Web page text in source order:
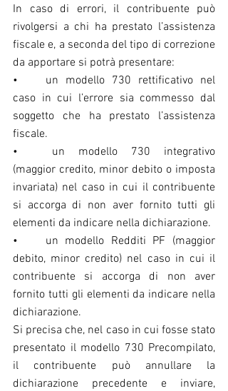
In caso di errori, il contribuente può
rivolgersi a chi ha prestato l’assistenza
fiscale e, a seconda del tipo di correzione
da apportare si potrà presentare:
•	un modello 730 rettificativo nel
caso in cui l’errore sia commesso dal
soggetto che ha prestato l’assistenza
fiscale.
•	un modello 730 integrativo
(maggior credito, minor debito o imposta
invariata) nel caso in cui il contribuente
si accorga di non aver fornito tutti gli
elementi da indicare nella dichiarazione.
•	un modello Redditi PF (maggior
debito, minor credito) nel caso in cui il
contribuente si accorga di non aver
fornito tutti gli elementi da indicare nella
dichiarazione.
Si precisa che, nel caso in cui fosse stato
presentato il modello 730 Precompilato,
il contribuente può annullare la
dichiarazione precedente e inviare,